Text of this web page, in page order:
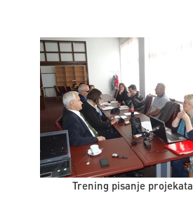
Trening pisanje projekata